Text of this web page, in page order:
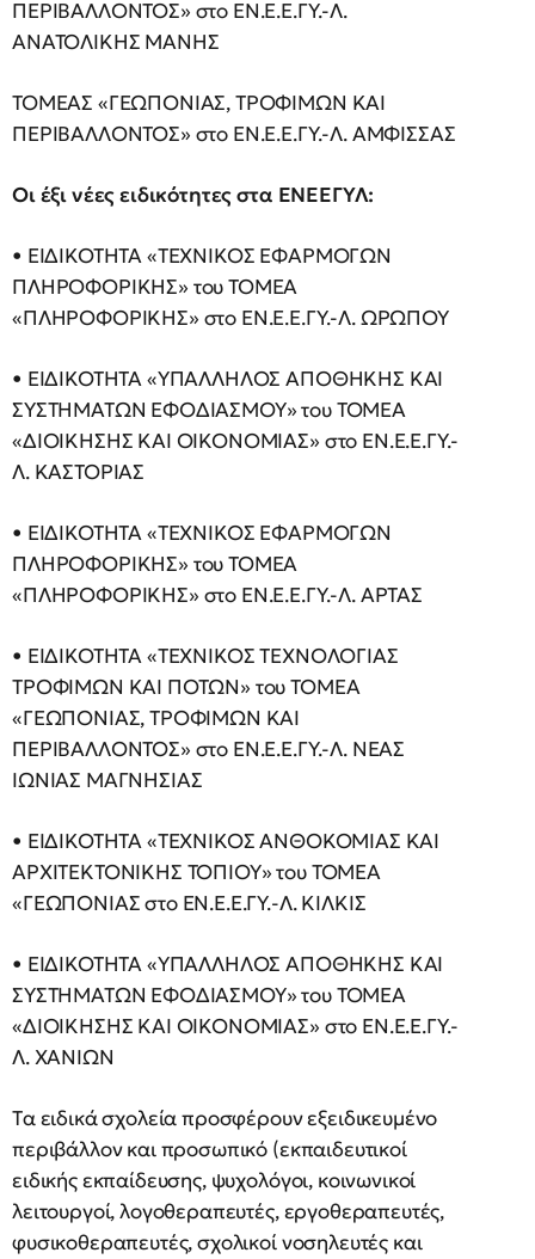
ΠΕΡΙΒΑΛΛΟΝΤΟΣ» στο ΕΝ.Ε.Ε.ΓΥ.-Λ.
ΑΝΑΤΟΛΙΚΗΣ ΜΑΝΗΣ
ΤΟΜΕΑΣ «ΓΕΩΠΟΝΙΑΣ, ΤΡΟΦΙΜΩΝ ΚΑΙ
ΠΕΡΙΒΑΛΛΟΝΤΟΣ» στο ΕΝ.Ε.Ε.ΓΥ.-Λ. ΑΜΦΙΣΣΑΣ
Οι έξι νέες ειδικότητες στα ΕΝΕΕΓΥΛ:
• ΕΙΔΙΚΟΤΗΤΑ «ΤΕΧΝΙΚΟΣ ΕΦΑΡΜΟΓΩΝ
ΠΛΗΡΟΦΟΡΙΚΗΣ» του ΤΟΜΕΑ
«ΠΛΗΡΟΦΟΡΙΚΗΣ» στο ΕΝ.Ε.Ε.ΓΥ.-Λ. ΩΡΩΠΟΥ
• ΕΙΔΙΚΟΤΗΤΑ «ΥΠΑΛΛΗΛΟΣ ΑΠΟΘΗΚΗΣ ΚΑΙ
ΣΥΣΤΗΜΑΤΩΝ ΕΦΟΔΙΑΣΜΟΥ» του ΤΟΜΕΑ
«ΔΙΟΙΚΗΣΗΣ ΚΑΙ ΟΙΚΟΝΟΜΙΑΣ» στο ΕΝ.Ε.Ε.ΓΥ.-
Λ. ΚΑΣΤΟΡΙΑΣ
• ΕΙΔΙΚΟΤΗΤΑ «ΤΕΧΝΙΚΟΣ ΕΦΑΡΜΟΓΩΝ
ΠΛΗΡΟΦΟΡΙΚΗΣ» του ΤΟΜΕΑ
«ΠΛΗΡΟΦΟΡΙΚΗΣ» στο ΕΝ.Ε.Ε.ΓΥ.-Λ. ΑΡΤΑΣ
• ΕΙΔΙΚΟΤΗΤΑ «ΤΕΧΝΙΚΟΣ ΤΕΧΝΟΛΟΓΙΑΣ
ΤΡΟΦΙΜΩΝ ΚΑΙ ΠΟΤΩΝ» του ΤΟΜΕΑ
«ΓΕΩΠΟΝΙΑΣ, ΤΡΟΦΙΜΩΝ ΚΑΙ
ΠΕΡΙΒΑΛΛΟΝΤΟΣ» στο ΕΝ.Ε.Ε.ΓΥ.-Λ. ΝΕΑΣ
ΙΩΝΙΑΣ ΜΑΓΝΗΣΙΑΣ
• ΕΙΔΙΚΟΤΗΤΑ «ΤΕΧΝΙΚΟΣ ΑΝΘΟΚΟΜΙΑΣ ΚΑΙ
ΑΡΧΙΤΕΚΤΟΝΙΚΗΣ ΤΟΠΙΟΥ» του ΤΟΜΕΑ
«ΓΕΩΠΟΝΙΑΣ στο ΕΝ.Ε.Ε.ΓΥ.-Λ. ΚΙΛΚΙΣ
• ΕΙΔΙΚΟΤΗΤΑ «ΥΠΑΛΛΗΛΟΣ ΑΠΟΘΗΚΗΣ ΚΑΙ
ΣΥΣΤΗΜΑΤΩΝ ΕΦΟΔΙΑΣΜΟΥ» του ΤΟΜΕΑ
«ΔΙΟΙΚΗΣΗΣ ΚΑΙ ΟΙΚΟΝΟΜΙΑΣ» στο ΕΝ.Ε.Ε.ΓΥ.-
Λ. ΧΑΝΙΩΝ
Tα ειδικά σχολεία προσφέρουν εξειδικευμένο
περιβάλλον και προσωπικό (εκπαιδευτικοί
ειδικής εκπαίδευσης, ψυχολόγοι, κοινωνικοί
λειτουργοί, λογοθεραπευτές, εργοθεραπευτές,
φυσικοθεραπευτές, σχολικοί νοσηλευτές και